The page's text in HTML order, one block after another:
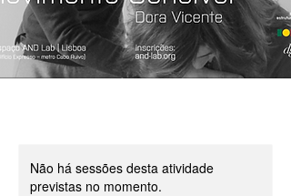
Não há sessões desta atividade
previstas no momento.